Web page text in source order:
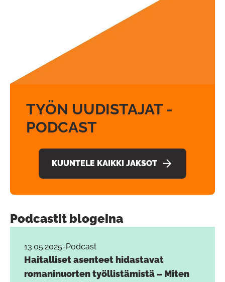
TYÖN UUDISTAJAT -
PODCAST
KUUNTELE KAIKKI JAKSOT
Podcastit blogeina
13.05.2025-Podcast
Haitalliset asenteet hidastavat
romaninuorten työllistämistä – Miten